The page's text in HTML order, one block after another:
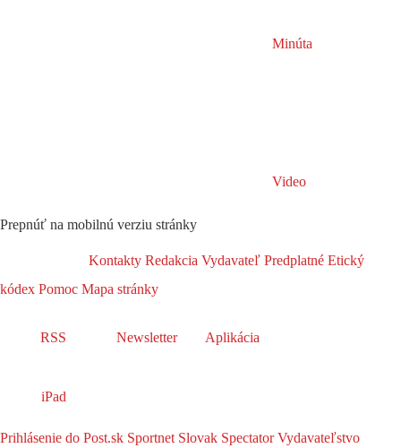
Minúta
Video
Prepnúť na mobilnú verziu stránky
Kontakty Redakcia Vydavateľ Predplatné Etický
kódex Pomoc Mapa stránky
RSS Newsletter Aplikácia
iPad
Prihlásenie do Post.sk SportnetSlovak SpectatorVydavateľstvo